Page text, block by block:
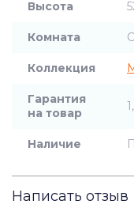
Высота
Комната
Коллекция
Гарантия
на товар
Наличие
Написать отзыв